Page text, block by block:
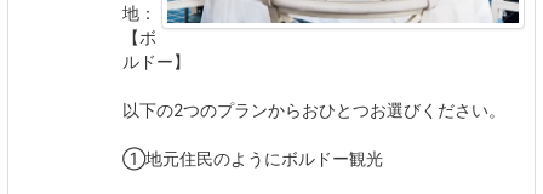
地：
【ボ
ルドー】
以下の2つのプランからおひとつお選びください。
①地元住民のようにボルドー観光